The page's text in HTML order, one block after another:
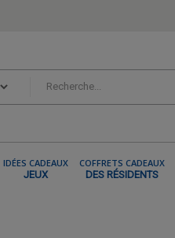
IDÉES CADEAUX
JEUX
COFFRETS CADEAUX
DES RÉSIDENTS